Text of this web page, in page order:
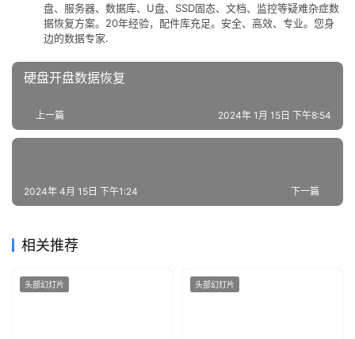
盘、服务器、数据库、U盘、SSD固态、文档、监控等疑难杂症数
据恢复方案。20年经验，配件库充足。安全、高效、专业。您身
边的数据专家.
硬盘开盘数据恢复
上一篇 2024年 1月 15日 下午8:54
下一篇
2024年 4月 15日 下午1:24
相关推荐
头部幻灯片 头部幻灯片